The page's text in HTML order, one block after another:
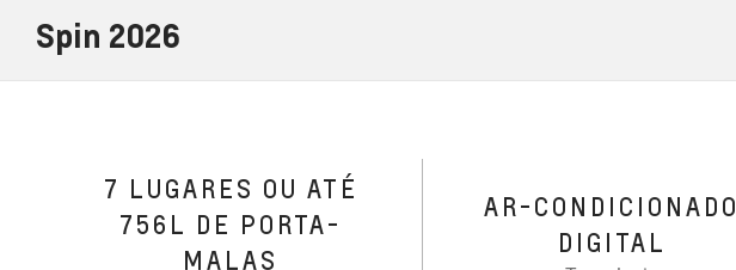
Spin 2026
7 LUGARES OU ATÉ
756L DE PORTA-
MALAS
AR-CONDICIONADO
DIGITAL